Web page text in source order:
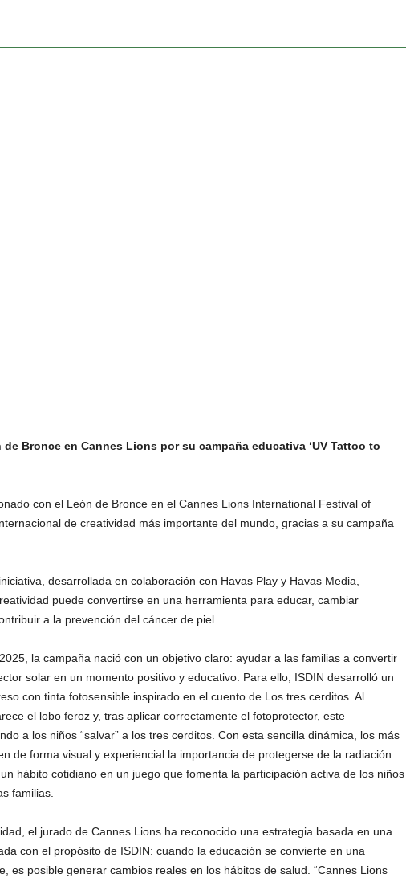
de Bronce en Cannes Lions por su campaña educativa ‘UV Tattoo to
con el León de Bronce en el Cannes Lions International Festival of
de creatividad más importante del mundo, gracias a su campaña
desarrollada en colaboración con Havas Play y Havas Media,
puede convertirse en una herramienta para educar, cambiar
a la prevención del cáncer de piel.
la campaña nació con un objetivo claro: ayudar a las familias a convertir
solar en un momento positivo y educativo. Para ello, ISDIN desarrolló un
con tinta fotosensible inspirado en el cuento de Los tres cerditos. Al
el lobo feroz y, tras aplicar correctamente el fotoprotector, este
a los niños “salvar” a los tres cerditos. Con esta sencilla dinámica, los más
de forma visual y experiencial la importancia de protegerse de la radiación
hábito cotidiano en un juego que fomenta la participación activa de los niños
familias.
el jurado de Cannes Lions ha reconocido una estrategia basada en una
con el propósito de ISDIN: cuando la educación se convierte en una
es posible generar cambios reales en los hábitos de salud. “Cannes Lions